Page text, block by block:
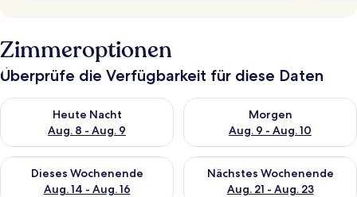
Zimmeroptionen
Überprüfe die Verfügbarkeit für diese Daten
Heute Nacht
Aug. 8 - Aug. 9
Überprüfe die Verfügbarkeit für heute Nacht, Aug. 8 - Aug. 9.
Morgen
Aug. 9 - Aug. 10
Überprüfe die Verfügbarkeit
Dieses Wochenende
Aug. 14 - Aug. 16
Überprüfe die Verfügbarkeit für dieses Wochenende, Aug. 14
Nächstes Wochenende
Aug. 21 - Aug. 23
Überprüfe die Verfügbarkeit